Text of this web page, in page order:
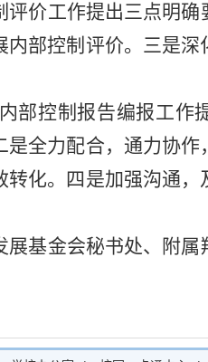
价工作提出三点明确
部控制评价。三是
部控制报告编报工作
全力配合，通力协作
化。四是加强沟通
基金会秘书处、附